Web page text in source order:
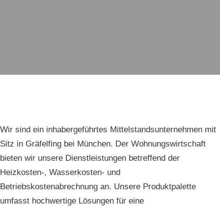
Wir sind ein inhabergeführtes Mittelstandsunternehmen mit
Sitz in Gräfelfing bei München. Der Wohnungswirtschaft
bieten wir unsere Dienstleistungen betreffend der
Heizkosten-, Wasserkosten- und
Betriebskostenabrechnung an. Unsere Produktpalette
umfasst hochwertige Lösungen für eine